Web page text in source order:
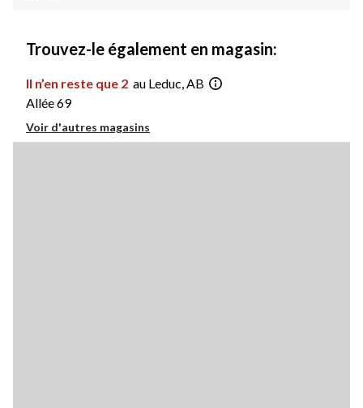
Trouvez-le également en magasin:
Il n’en reste que 2 au Leduc, AB
Allée 69
Voir d'autres magasins